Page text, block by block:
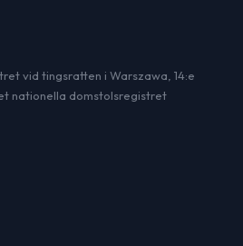
vid tingsratten i Warszawa, 14:e
nationella domstolsregistret